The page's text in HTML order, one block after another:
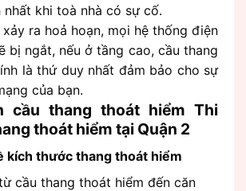
nhất khi toà nhà có sự cố.
ra hoả hoạn, mọi hệ thống điện
bị ngắt, nếu ở tầng cao, cầu thang
là thứ duy nhất đảm bảo cho sự
của bạn.
cầu thang thoát hiểm Thi
thoát hiểm tại Quận 2
kích thước thang thoát hiểm
cầu thang thoát hiểm đến căn